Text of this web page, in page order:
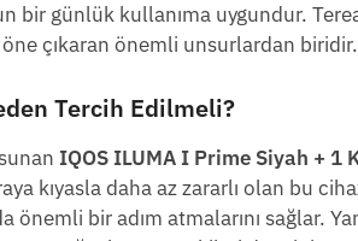
bir günlük kullanıma uygundur.
çıkaran önemli unsurlardan biridir.
Tercih Edilmeli?
IQOS ILUMA I Prime Siyah + 1
kıyasla daha az zararlı olan bu
önemli bir adım atmalarını sağlar.